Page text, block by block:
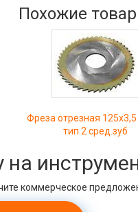
Похожие
Фреза отрезная
тип 2 сред.зуб
на
коммерческое